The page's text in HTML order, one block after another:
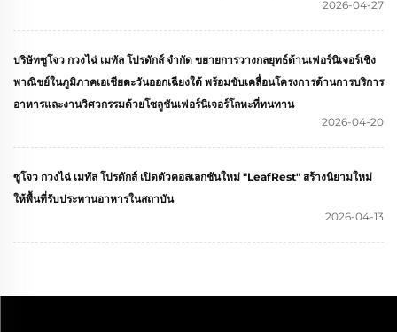
2026-04-27
บริษัทซูโจว กวงไฉ่ เมทัล โปรดักส์ จำกัด ขยายการวางกลยุทธ์ด้านเฟอร์นิเจอร์เชิง
พาณิชย์ในภูมิภาคเอเชียตะวันออกเฉียงใต้ พร้อมขับเคลื่อนโครงการด้านการบริการ
อาหารและงานวิศวกรรมด้วยโซลูชันเฟอร์นิเจอร์โลหะที่ทนทาน
2026-04-20
ซูโจว กวงไฉ่ เมทัล โปรดักส์ เปิดตัวคอลเลกชันใหม่ "LeafRest" สร้างนิยามใหม่
ให้พื้นที่รับประทานอาหารในสถาบัน
2026-04-13